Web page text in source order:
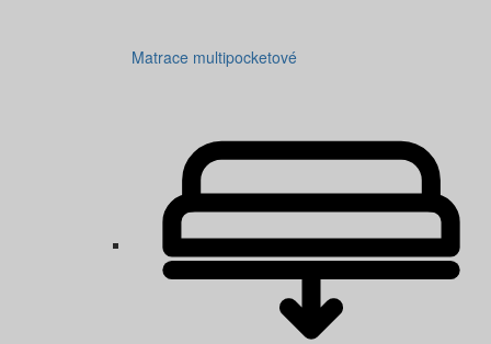
Matrace multipocketové